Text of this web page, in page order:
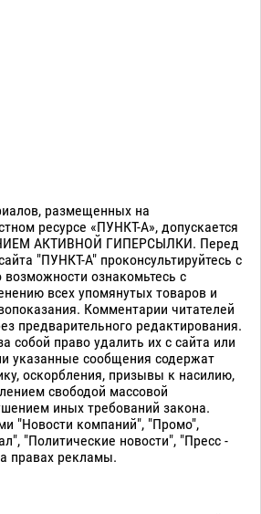
размещенных на
ресурсе «ПУНКТ-А», допускается
АКТИВНОЙ ГИПЕРСЫЛКИ. Перед
"ПУНКТ-А" проконсультируйтесь с
ознакомьтесь с
всех упомянутых товаров и
Комментарии читателей
предварительного редактирования.
собой право удалить их с сайта или
указанные сообщения содержат
оскорбления, призывы к насилию,
свободой массовой
иных требований закона.
"Новости компаний", "Промо",
"Политические новости", "Пресс -
правах рекламы.